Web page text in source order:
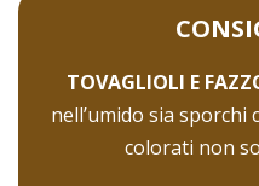
TOVAGLIOLI E
nell’umido sia sporchi
colorati non